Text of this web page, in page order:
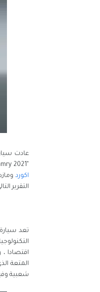
عادت
اكورد ومازدا 6 ، ويأتي هذا بعد عام 2020 الكبير الذي
التقرير
اقتصادا ،
المتعة
شعبية